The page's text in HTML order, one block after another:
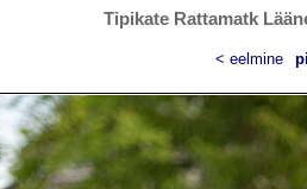
Tipikate Rattamatk
< eelmine